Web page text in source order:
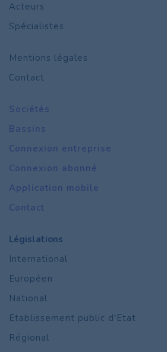
Acteurs
Spécialistes
Mentions légales
Contact
Sociétés
Bassins
Connexion entreprise
Connexion abonné
Application mobile
Contact
Législations
International
Européen
National
Etablissement public d'Etat
Régional